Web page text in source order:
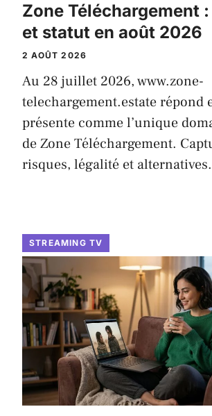
Zone Téléchargement
et statut en août 2026
2 AOÛT 2026
Au 28 juillet 2026, www.zone-
telechargement.estate répond
présente comme l’unique
de Zone Téléchargement.
risques, légalité et alternatives.
STREAMING TV